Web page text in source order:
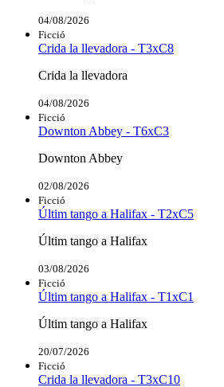
04/08/2026
Ficció
Crida la llevadora - T3xC8
Crida la llevadora
04/08/2026
Ficció
Downton Abbey - T6xC3
Downton Abbey
02/08/2026
Ficció
Últim tango a Halifax - T2xC5
Últim tango a Halifax
03/08/2026
Ficció
Últim tango a Halifax - T1xC1
Últim tango a Halifax
20/07/2026
Ficció
Crida la llevadora - T3xC10